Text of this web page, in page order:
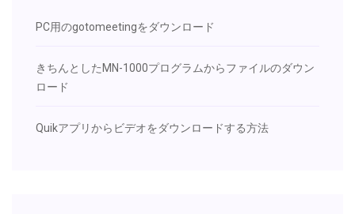
PC用のgotomeetingをダウンロード
きちんとしたMN-1000プログラムからファイルのダウン
ロード
Quikアプリからビデオをダウンロードする方法